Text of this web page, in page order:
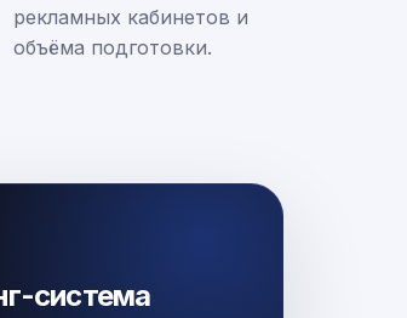
рекламных кабинетов и
объёма подготовки.
система